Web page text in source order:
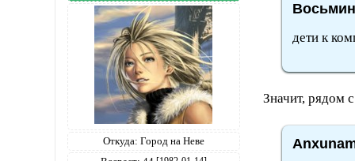
Откуда: Город на Неве
дети к
Значит, рядом